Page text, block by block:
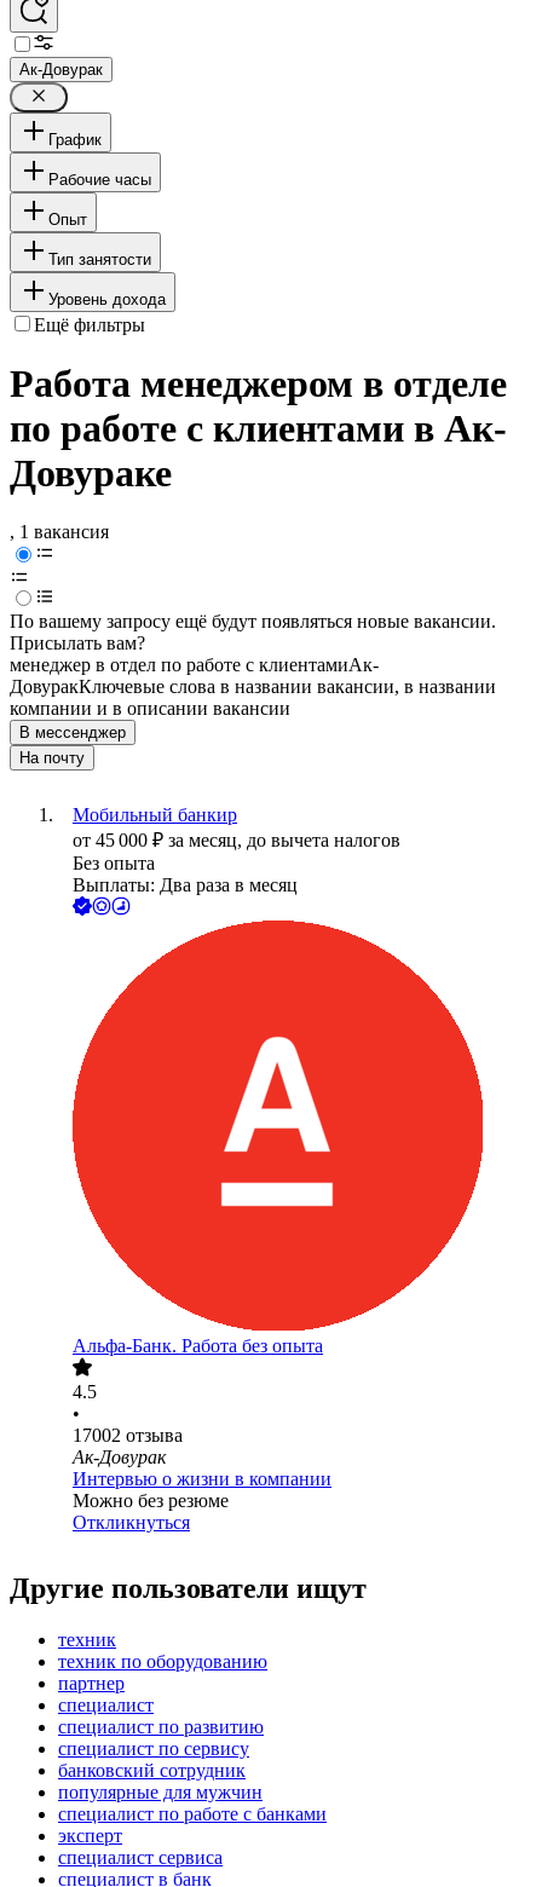
Ак-Довурак
График
Рабочие часы
Опыт
Тип занятости
Уровень дохода
Ещё фильтры
Работа менеджером в отделе
по работе с клиентами в Ак-
Довураке
, 1 вакансия
По вашему запросу ещё будут появляться новые вакансии.
Присылать вам?
менеджер в отдел по работе с клиентамиАк-
ДовуракКлючевые слова в названии вакансии, в названии
компании и в описании вакансии
В мессенджер
На почту
Мобильный банкир
от 45 000 ₽ за месяц, до вычета налогов
Без опыта
Выплаты: Два раза в месяц
Альфа-Банк. Работа без опыта
4.5
•
17002 отзыва
Ак-Довурак
Интервью о жизни в компании
Можно без резюме
Откликнуться
Другие пользователи ищут
техник
техник по оборудованию
партнер
специалист
специалист по развитию
специалист по сервису
банковский сотрудник
популярные для мужчин
специалист по работе с банками
эксперт
специалист сервиса
специалист в банк